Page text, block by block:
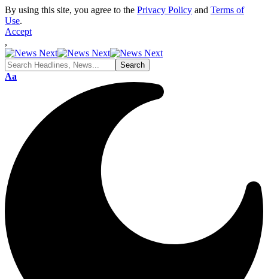
By using this site, you agree to the Privacy Policy and Terms of
Use.
Accept
,
Font
Aa